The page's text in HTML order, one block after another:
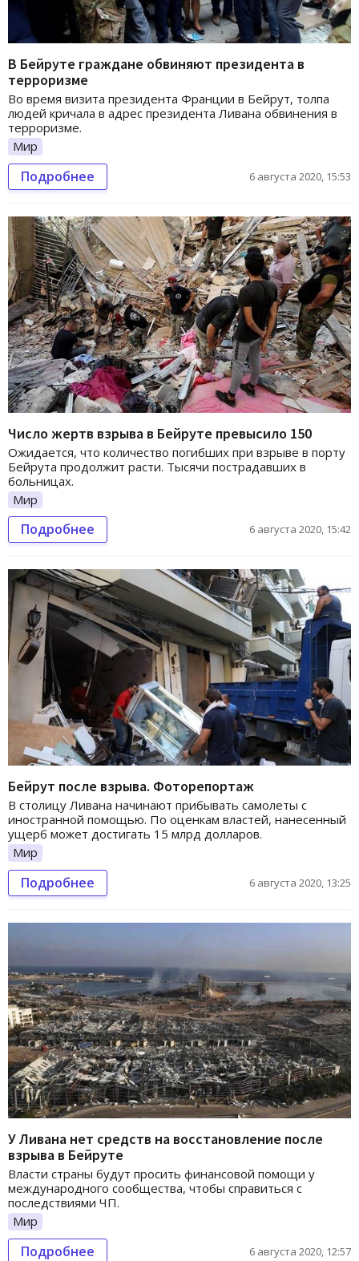
В Бейруте граждане обвиняют президента в
терроризме
Во время визита президента Франции в Бейрут, толпа
людей кричала в адрес президента Ливана обвинения в
терроризме.
Мир
Подробнее 6 августа 2020, 15:53
Число жертв взрыва в Бейруте превысило 150
Ожидается, что количество погибших при взрыве в порту
Бейрута продолжит расти. Тысячи пострадавших в
больницах.
Мир
Подробнее 6 августа 2020, 15:42
Бейрут после взрыва. Фоторепортаж
В столицу Ливана начинают прибывать самолеты с
иностранной помощью. По оценкам властей, нанесенный
ущерб может достигать 15 млрд долларов.
Мир
Подробнее 6 августа 2020, 13:25
У Ливана нет средств на восстановление после
взрыва в Бейруте
Власти страны будут просить финансовой помощи у
международного сообщества, чтобы справиться с
последствиями ЧП.
Мир
Подробнее 6 августа 2020, 12:57